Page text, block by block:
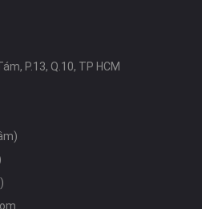
P.13, Q.10, TP HCM